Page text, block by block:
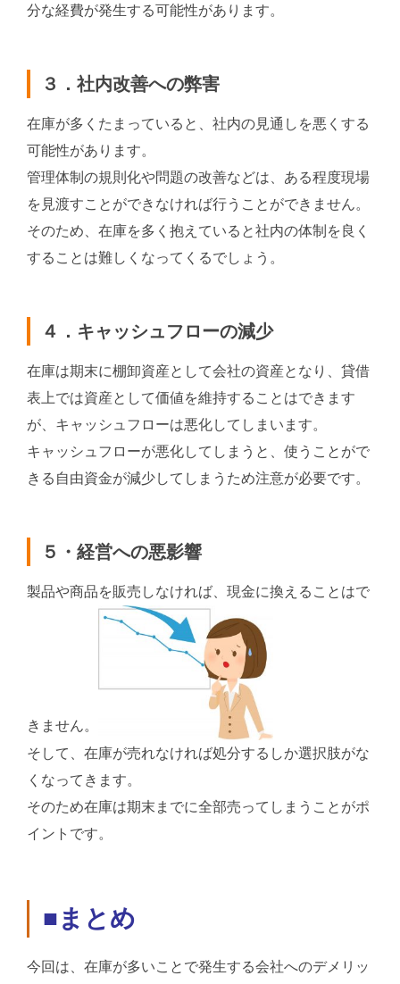
分な経費が発生する可能性があります。
３．社内改善への弊害
在庫が多くたまっていると、社内の見通しを悪くする
可能性があります。
管理体制の規則化や問題の改善などは、ある程度現場
を見渡すことができなければ行うことができません。
そのため、在庫を多く抱えていると社内の体制を良く
することは難しくなってくるでしょう。
４．キャッシュフローの減少
在庫は期末に棚卸資産として会社の資産となり、貸借
表上では資産として価値を維持することはできます
が、キャッシュフローは悪化してしまいます。
キャッシュフローが悪化してしまうと、使うことがで
きる自由資金が減少してしまうため注意が必要です。
５・経営への悪影響
製品や商品を販売しなければ、現金に換えることはで
きません。
そして、在庫が売れなければ処分するしか選択肢がな
くなってきます。
そのため在庫は期末までに全部売ってしまうことがポ
イントです。
■まとめ
今回は、在庫が多いことで発生する会社へのデメリッ